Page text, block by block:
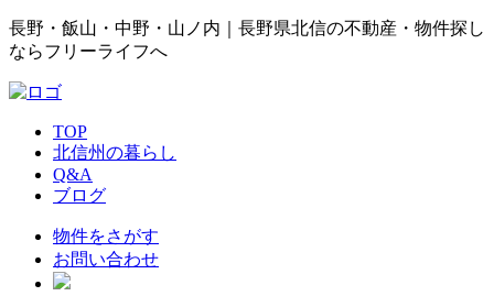
長野・飯山・中野・山ノ内｜長野県北信の不動産・物件探し
ならフリーライフへ
TOP
北信州の暮らし
Q&A
ブログ
物件をさがす
お問い合わせ